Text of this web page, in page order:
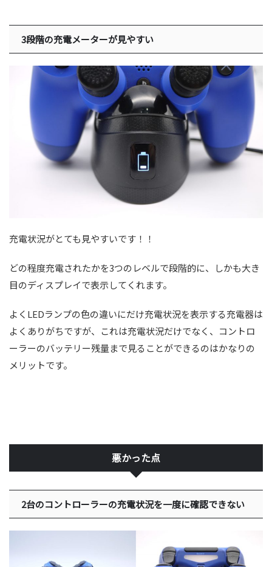
3段階の充電メーターが見やすい
充電状況がとても見やすいです！！
どの程度充電されたかを3つのレベルで段階的に、しかも大き
目のディスプレイで表示してくれます。
よくLEDランプの色の違いにだけ充電状況を表示する充電器は
よくありがちですが、これは充電状況だけでなく、コントロ
ーラーのバッテリー残量まで見ることができるのはかなりの
メリットです。
悪かった点
2台のコントローラーの充電状況を一度に確認できない